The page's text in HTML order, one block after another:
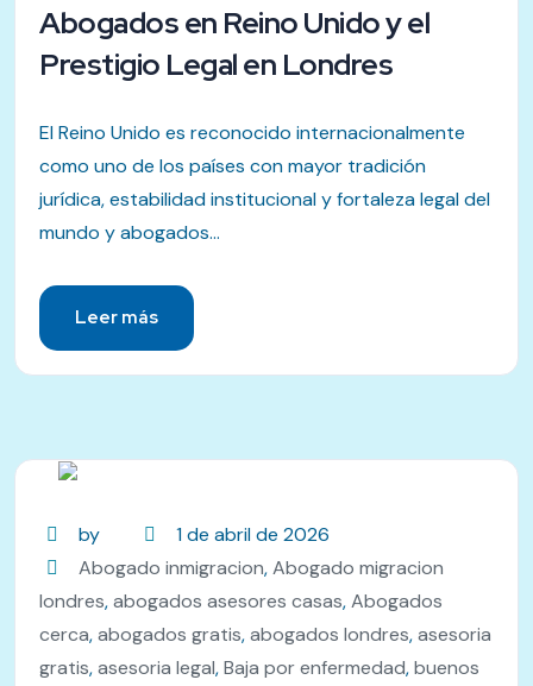
Abogados en Reino Unido y el
Prestigio Legal en Londres
El Reino Unido es reconocido internacionalmente
como uno de los países con mayor tradición
jurídica, estabilidad institucional y fortaleza legal del
mundo y abogados...
Leer más
by
1 de abril de 2026
Abogado inmigracion,Abogado migracion
londres,abogados asesores casas,Abogados
cerca,abogados gratis,abogados londres,asesoria
gratis,asesoria legal,Baja por enfermedad,buenos